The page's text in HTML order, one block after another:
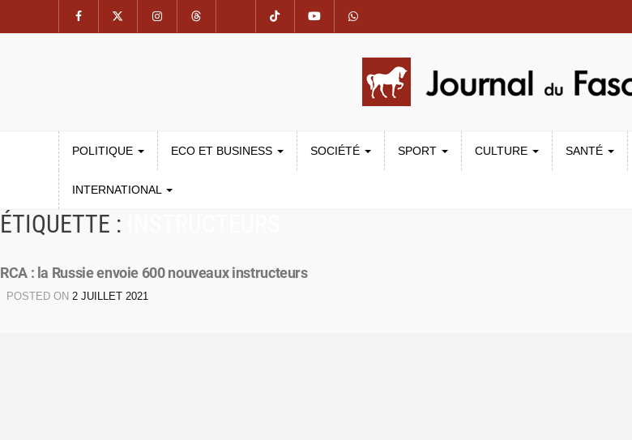
POLITIQUE ECO ET BUSINESS SOCIÉTÉ SPORT CULTURE SANTÉ
INTERNATIONAL
ÉTIQUETTE :
RCA : la Russie envoie 600 nouveaux instructeurs
POSTED ON 2 JUILLET 2021